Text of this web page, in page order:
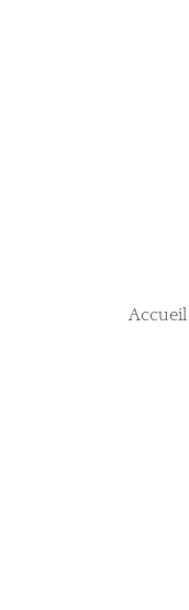
Accueil